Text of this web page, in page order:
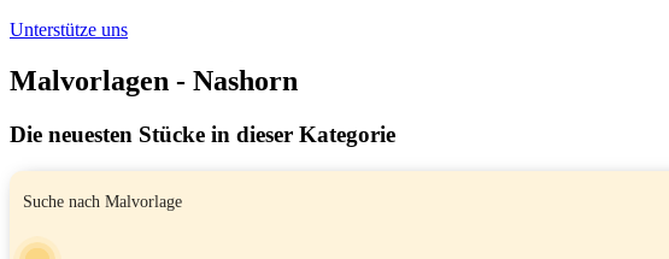
Unterstütze uns
Malvorlagen - Nashorn
Die neuesten Stücke in dieser Kategorie